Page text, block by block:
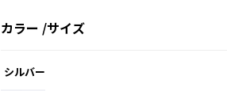
カラー サイズ
シルバー